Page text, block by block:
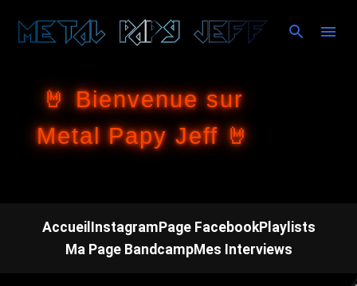
Accéder au contenu principal
🤘 Bienvenue sur
Metal Papy Jeff 🤘
Accueil InstagramPage FacebookPlaylists
Ma Page BandcampMes Interviews